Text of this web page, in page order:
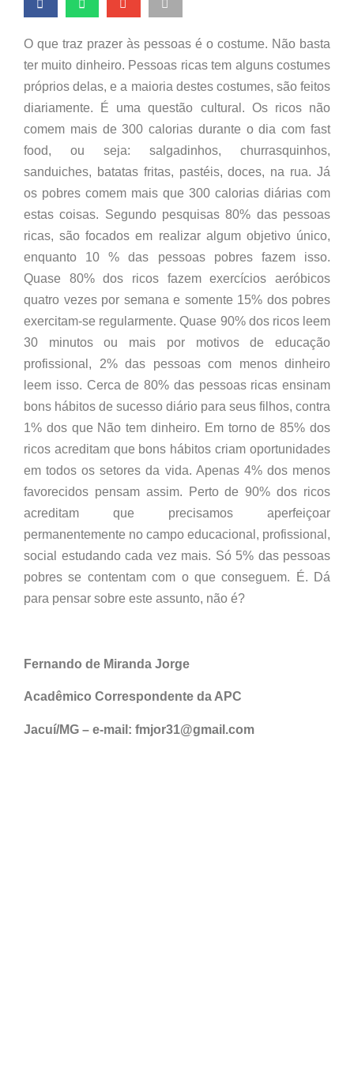
O que traz prazer às pessoas é o costume. Não basta
ter muito dinheiro. Pessoas ricas tem alguns costumes
próprios delas, e a maioria destes costumes, são feitos
diariamente. É uma questão cultural. Os ricos não
comem mais de 300 calorias durante o dia com fast
food, ou seja: salgadinhos, churrasquinhos,
sanduiches, batatas fritas, pastéis, doces, na rua. Já
os pobres comem mais que 300 calorias diárias com
estas coisas. Segundo pesquisas 80% das pessoas
ricas, são focados em realizar algum objetivo único,
enquanto 10 % das pessoas pobres fazem isso.
Quase 80% dos ricos fazem exercícios aeróbicos
quatro vezes por semana e somente 15% dos pobres
exercitam-se regularmente. Quase 90% dos ricos leem
30 minutos ou mais por motivos de educação
profissional, 2% das pessoas com menos dinheiro
leem isso. Cerca de 80% das pessoas ricas ensinam
bons hábitos de sucesso diário para seus filhos, contra
1% dos que Não tem dinheiro. Em torno de 85% dos
ricos acreditam que bons hábitos criam oportunidades
em todos os setores da vida. Apenas 4% dos menos
favorecidos pensam assim. Perto de 90% dos ricos
acreditam que precisamos aperfeiçoar
permanentemente no campo educacional, profissional,
social estudando cada vez mais. Só 5% das pessoas
pobres se contentam com o que conseguem. É. Dá
para pensar sobre este assunto, não é?
Fernando de Miranda Jorge
Acadêmico Correspondente da APC
Jacuí/MG – e-mail: fmjor31@gmail.com